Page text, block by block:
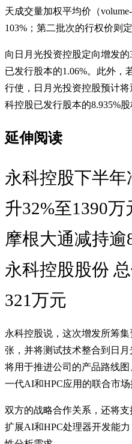
天成交量加权平均价（volume-
103%；第二批次的行权价则
向日月光投资控股定向增发
已发行股本的1.06%。此外，
行使，日月光投资控股预计
科控股已发行股本的8.935%股
延伸阅读
永科控股下半年
升32%至1390万
摩根大通减持逾
永科控股股份
321万元
永科控股说，这次增发所筹
张，并将测试技术整合到日
将用于推进公司的产品路线
一代AI和HPC应用的联合市场
双方的战略合作关系，还将
扩展AI和HPC处理器开发能